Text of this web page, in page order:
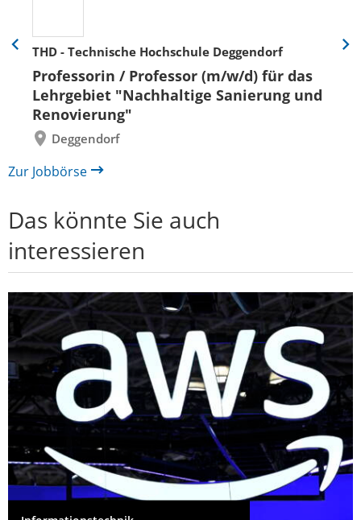
THD - Technische Hochschule Deggendorf
Professorin / Professor (m/w/d) für das
Lehrgebiet "Nachhaltige Sanierung und
Renovierung"
Deggendorf
Eine
zurück
Eine
Zur Jobbörse
Das könnte Sie auch
interessieren